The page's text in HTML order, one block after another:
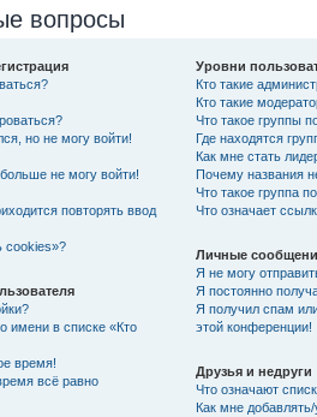
вопросы
но не могу войти!
не могу войти!
повторять ввод
cookies»?
имени в списке «Кто
время!
всё равно
Уровни
Кто такие
Кто такие
Что такое группы
Где находятся
Как мне стать
Почему названия
Что такое группа
Что означает
Личные
Я не могу
Я постоянно
Я получил спам
этой конференции!
Друзья и недруги
Что означают
Как мне